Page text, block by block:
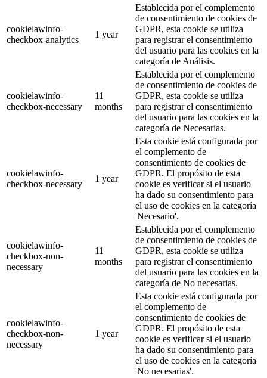
cookielawinfo-
checkbox-analytics
1 year
Establecida por el complemento
de consentimiento de cookies de
GDPR, esta cookie se utiliza
para registrar el consentimiento
del usuario para las cookies en la
categoría de Análisis.
cookielawinfo-
checkbox-necessary
11
months
Establecida por el complemento
de consentimiento de cookies de
GDPR, esta cookie se utiliza
para registrar el consentimiento
del usuario para las cookies en la
categoría de Necesarias.
cookielawinfo-
checkbox-necessary
1 year
Esta cookie está configurada por
el complemento de
consentimiento de cookies de
GDPR. El propósito de esta
cookie es verificar si el usuario
ha dado su consentimiento para
el uso de cookies en la categoría
'Necesario'.
cookielawinfo-
checkbox-non-
necessary
11
months
Establecida por el complemento
de consentimiento de cookies de
GDPR, esta cookie se utiliza
para registrar el consentimiento
del usuario para las cookies en la
categoría de No necesarias.
cookielawinfo-
checkbox-non-
necessary
1 year
Esta cookie está configurada por
el complemento de
consentimiento de cookies de
GDPR. El propósito de esta
cookie es verificar si el usuario
ha dado su consentimiento para
el uso de cookies en la categoría
'No necesarias'.